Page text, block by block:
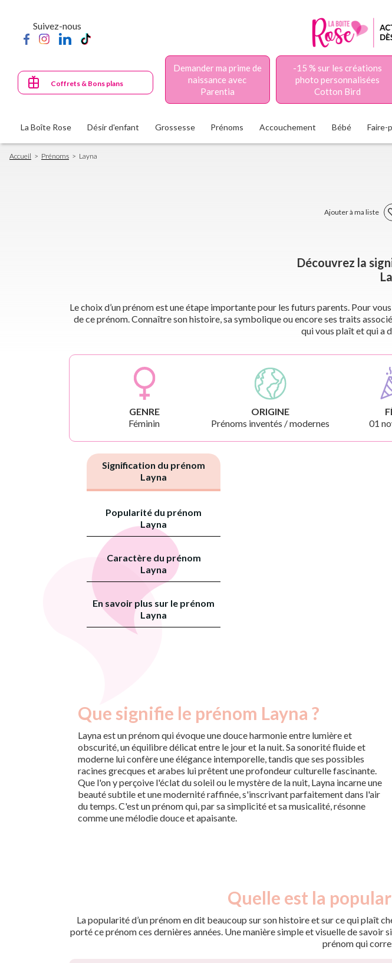
principal
Suivez-nous
Coffrets & Bons plans
Demander ma prime de
naissance avec
Parentia
-15 % sur les créations
photo personnalisées
Cotton Bird
La Boîte Rose Désir d'enfant Grossesse Prénoms Accouchement Bébé Faire-
Fil
d'Ariane
Accueil Prénoms Layna
Ajouter à ma liste
Découvrez la
Le choix d’un prénom est une étape importante pour les futurs parents. Pour
de ce prénom. Connaître son histoire, sa symbolique ou encore ses traits
qui vous plaît et qui a
GENRE
Féminin
ORIGINE
Prénoms inventés / modernes
01
Signification du prénom
Layna
Popularité du prénom
Layna
Caractère du prénom
Layna
En savoir plus sur le prénom
Layna
Que signifie le prénom Layna ?
Layna est un prénom qui évoque une douce harmonie entre lumière et
obscurité, un équilibre délicat entre le jour et la nuit. Sa sonorité fluide et
moderne lui confère une élégance intemporelle, tandis que ses possibles
racines grecques et arabes lui prêtent une profondeur culturelle fascinante.
Que l'on y perçoive l'éclat du soleil ou le mystère de la nuit, Layna incarne une
beauté subtile et une modernité raffinée, s'inscrivant parfaitement dans l'air
du temps. C'est un prénom qui, par sa simplicité et sa musicalité, résonne
comme une mélodie douce et apaisante.
Quelle est la
La popularité d’un prénom en dit beaucoup sur son histoire et sur ce qui plaît
porté ce prénom ces dernières années. Une manière simple et visuelle de
prénom qui
2010
5
2011
5